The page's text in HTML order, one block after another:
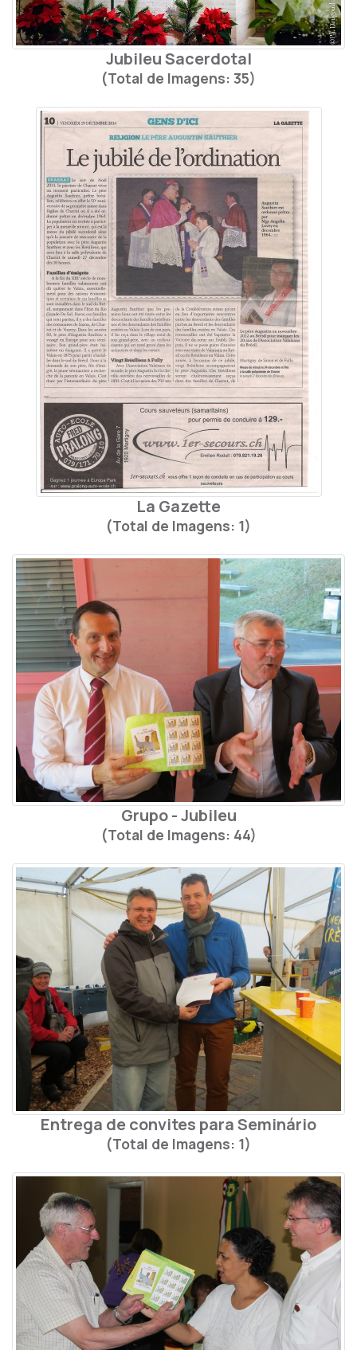
Jubileu Sacerdotal
(Total de Imagens: 35)
La Gazette
(Total de Imagens: 1)
Grupo - Jubileu
(Total de Imagens: 44)
Entrega de convites para Seminário
(Total de Imagens: 1)